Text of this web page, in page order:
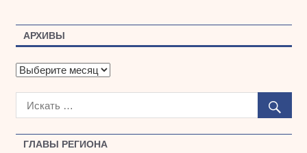
ГЛАВЫ РЕГИОНА
АРХИВЫ
А
х
ы